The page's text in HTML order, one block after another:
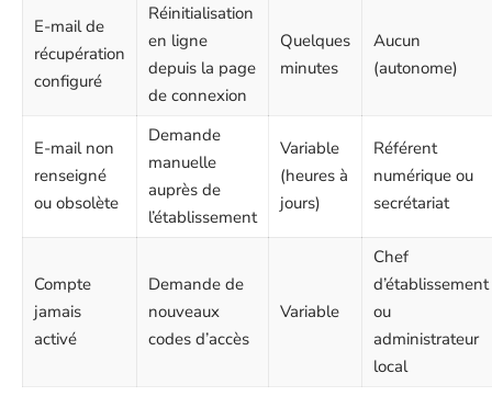
E-mail de
récupération
configuré
Réinitialisation
en ligne
depuis la page
de connexion
Quelques
minutes
Aucun
(autonome)
E-mail non
renseigné
ou obsolète
Demande
manuelle
auprès de
l’établissement
Variable
(heures à
jours)
Référent
numérique ou
secrétariat
Compte
jamais
activé
Demande de
nouveaux
codes d’accès
Variable
Chef
d’établissement
ou
administrateur
local